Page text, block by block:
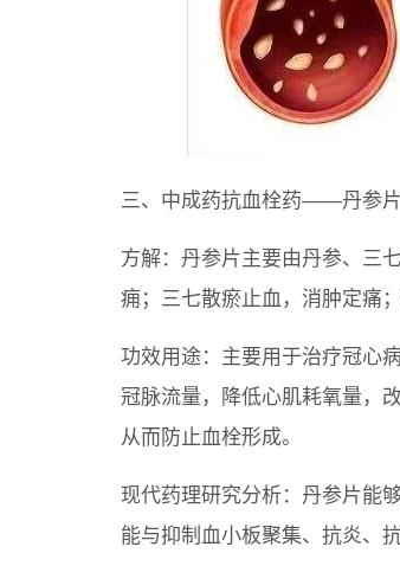
三、中成药抗血栓药——丹参片
方解：丹参片主要由丹参、三
痈；三七散瘀止血，消肿定痛
功效用途：主要用于治疗冠心
冠脉流量，降低心肌耗氧量，
从而防止血栓形成。
现代药理研究分析：丹参片能
能与抑制血小板聚集、抗炎、